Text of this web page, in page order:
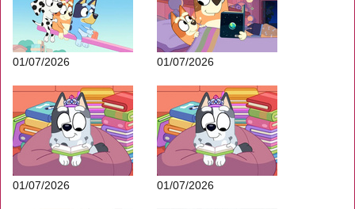
01/07/2026 01/07/2026
01/07/2026 01/07/2026